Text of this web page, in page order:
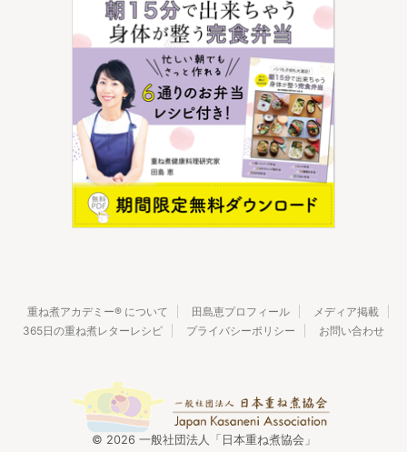
重ね煮アカデミー® について 田島恵プロフィール
メディア掲載
365日の重ね煮レターレシピ
プライバシーポリシー お問い合わせ
© 2026 一般社団法人「日本重ね煮協会」